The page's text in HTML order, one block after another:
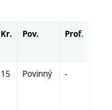
Kr. Pov. Prof.
15 Povinný -